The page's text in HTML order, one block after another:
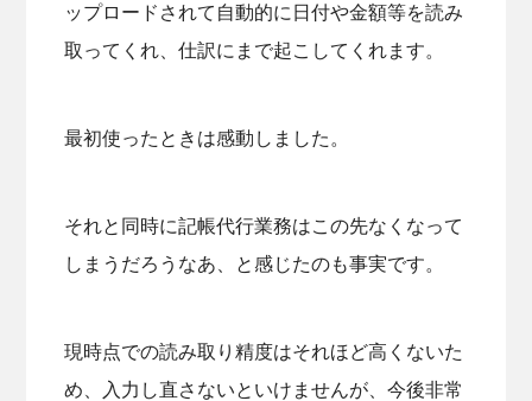
ップロードされて自動的に日付や金額等を読み
取ってくれ、仕訳にまで起こしてくれます。
最初使ったときは感動しました。
それと同時に記帳代行業務はこの先なくなって
しまうだろうなあ、と感じたのも事実です。
現時点での読み取り精度はそれほど高くないた
め、入力し直さないといけませんが、今後非常